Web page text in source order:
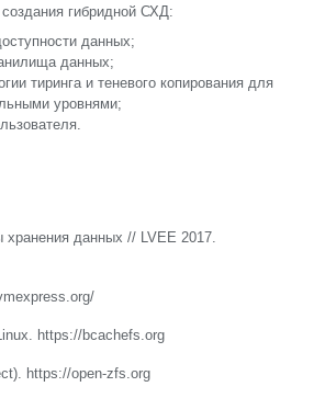
гибридной СХД:
данных;
данных;
тиринга и теневого копирования для
уровнями;
хранения данных // LVEE 2017.
https://bcachefs.org
https://open-zfs.org